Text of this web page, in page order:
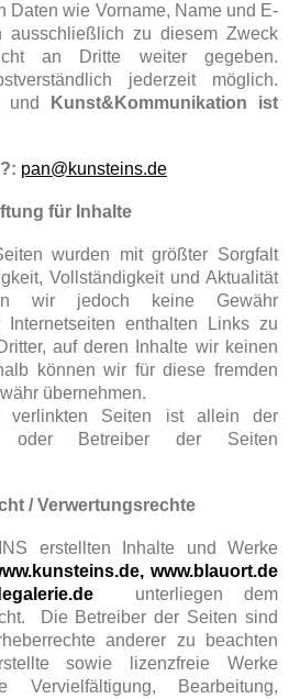
Daten wie Vorname, Name und E-
ausschließlich zu diesem Zweck
an Dritte weiter gegeben.
jederzeit möglich.
und
Kunst&Kommunikation ist
pan@kunsteins.de
für Inhalte
wurden mit größter Sorgfalt
Vollständigkeit und Aktualität
wir jedoch keine Gewähr
Internetseiten enthalten Links zu
auf deren Inhalte wir keinen
können wir für diese fremden
übernehmen.
Seiten ist allein der
oder Betreiber der Seiten
/ Verwertungsrechte
erstellten Inhalte und Werke
www.blauort.de
unterliegen dem
Die Betreiber der Seiten sind
anderer zu beachten
sowie lizenzfreie Werke
Vervielfältigung, Bearbeitung,